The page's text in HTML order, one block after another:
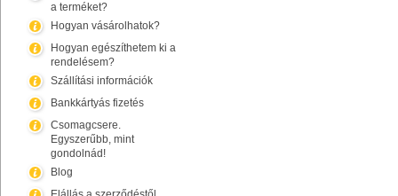
a terméket?
Hogyan vásárolhatok?
Hogyan egészíthetem ki a
rendelésem?
Szállítási információk
Bankkártyás fizetés
Csomagcsere.
Egyszerűbb, mint
gondolnád!
Blog